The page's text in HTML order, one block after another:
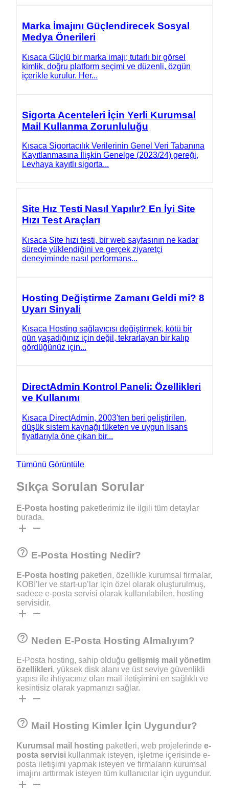
Marka İmajını Güçlendirecek Sosyal
Medya Önerileri
Kısaca Güçlü bir marka imajı; tutarlı bir görsel
kimlik, doğru platform seçimi ve düzenli, özgün
içerikle kurulur. Her...
Sigorta Acenteleri İçin Yerli Kurumsal
Mail Kullanma Zorunluluğu
Kısaca Sigortacılık Verilerinin Genel Veri Tabanına
Kayıtlanmasına İlişkin Genelge (2023/24) gereği,
Levhaya kayıtlı sigorta...
Site Hız Testi Nasıl Yapılır? En İyi Site
Hızı Test Araçları
Kısaca Site hızı testi, bir web sayfasının ne kadar
sürede yüklendiğini ve gerçek ziyaretçi
deneyiminde nasıl performans...
Hosting Değiştirme Zamanı Geldi mi? 8
Uyarı Sinyali
Kısaca Hosting sağlayıcısı değiştirmek, kötü bir
gün yaşadığınız için değil, tekrarlayan bir kalıp
gördüğünüz için...
DirectAdmin Kontrol Paneli: Özellikleri
ve Kullanımı
Kısaca DirectAdmin, 2003'ten beri geliştirilen,
düşük sistem kaynağı tüketen ve uygun lisans
fiyatlarıyla öne çıkan bir...
Tümünü Görüntüle
SıkçaSorulan Sorular
E-Posta hosting paketlerimiz ile ilgili tüm detaylar
burada.
add remove
help_outline E-Posta Hosting Nedir?
E-Posta hosting paketleri, özellikle kurumsal firmalar,
KOBİ’ler ve start-up’lar için özel olarak oluşturulmuş,
sadece e-posta servisi olarak kullanılabilen, hosting
servisidir.
add remove
help_outline Neden E-Posta Hosting Almalıyım?
E-Posta hosting, sahip olduğu gelişmiş mail yönetim
özellikleri, yüksek disk alanı ve üst seviye güvenlikli
yapısı ile ihtiyacınız olan mail iletişimini en sağlıklı ve
kesintisiz olarak yapmanızı sağlar.
add remove
help_outline Mail Hosting Kimler İçin Uygundur?
Kurumsal mail hosting paketleri, web projelerinde e-
posta servisi kullanmak isteyen, işletme içerisinde e-
posta iletişimi yapmak isteyen ve firmaların kurumsal
imajını arttırmak isteyen tüm kullanıcılar için uygundur.
add remove